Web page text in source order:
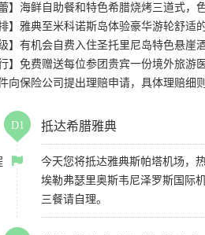
蕾】海鲜自助餐和特色希腊烧烤三道式
排】雅典至米科诺斯岛体验豪华游轮舒
级】有机会自费入住圣托里尼岛特色悬
行】免费赠送每位参团贵宾一份境外旅
向保险公司提出理赔申请，具体理赔细
D1 抵达希腊雅典
今天您将抵达雅典斯帕塔机场，
埃勒弗瑟里奥斯韦尼泽罗斯国际
三餐请自理。